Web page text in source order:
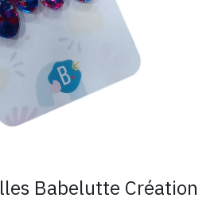
Babelutte Création